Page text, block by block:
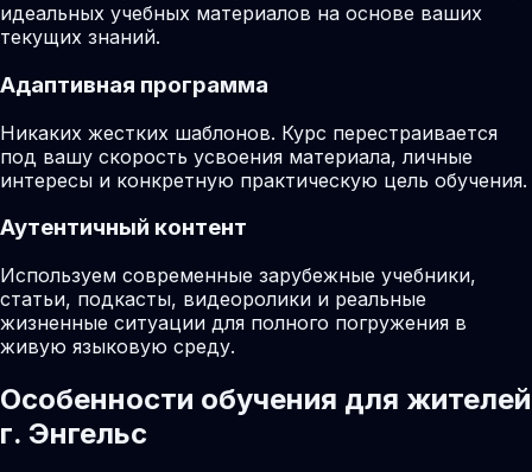
идеальных учебных материалов на основе ваших
текущих знаний.
Адаптивная программа
Никаких жестких шаблонов. Курс перестраивается
под вашу скорость усвоения материала, личные
интересы и конкретную практическую цель обучения.
Аутентичный контент
Используем современные зарубежные учебники,
статьи, подкасты, видеоролики и реальные
жизненные ситуации для полного погружения в
живую языковую среду.
Особенности обучения для жителей
г. Энгельс